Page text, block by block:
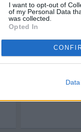
I want to opt-out of
of my Personal Data
was collected.
Opted In
Bärlauchaufstrich
Ein schönes,
für
erntet man am